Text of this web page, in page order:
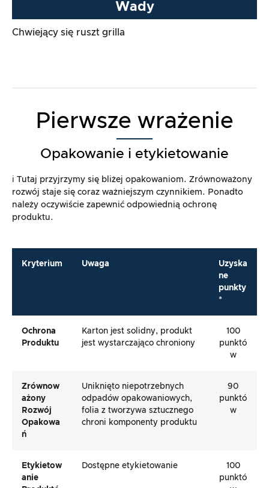
Wady
Chwiejący się ruszt grilla
Pierwsze wrażenie
Opakowanie i etykietowanie
ℹ️ Tutaj przyjrzymy się bliżej opakowaniom. Zrównoważony
rozwój staje się coraz ważniejszym czynnikiem. Ponadto
należy oczywiście zapewnić odpowiednią ochronę
produktu.
Kryterium Uwaga
Uzyska
ne
punkty
*
Ochrona
Produktu
Karton jest solidny, produkt
jest wystarczająco chroniony
100
punktó
w
Zrównow
Ażony
Rozwój
Opakowa
Ń
Uniknięto niepotrzebnych
odpadów opakowaniowych,
folia z tworzywa sztucznego
chroni komponenty produktu
90
punktó
w
Etykietow
Anie
Dostępne etykietowanie
100
punktó